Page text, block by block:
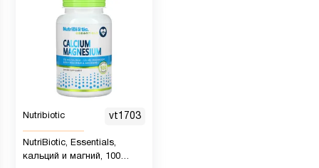
Nutribiotic vt1703
NutriBiotic, Essentials,
кальций и магний, 100